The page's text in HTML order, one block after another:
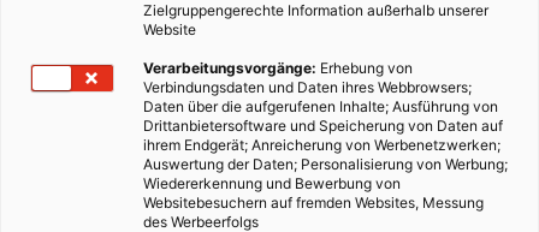
Zielgruppengerechte Information außerhalb unserer
Website
Verarbeitungsvorgänge: Erhebung von
Verbindungsdaten und Daten ihres Webbrowsers;
Daten über die aufgerufenen Inhalte; Ausführung von
Drittanbietersoftware und Speicherung von Daten auf
ihrem Endgerät; Anreicherung von Werbenetzwerken;
Auswertung der Daten; Personalisierung von Werbung;
Wiedererkennung und Bewerbung von
Websitebesuchern auf fremden Websites, Messung
des Werbeerfolgs